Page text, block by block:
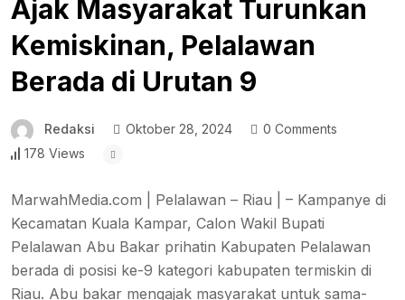
Ajak Masyarakat Turunkan
Kemiskinan, Pelalawan
Berada di Urutan 9
Redaksi Oktober 28, 2024
0 Comments
178 Views
MarwahMedia.com | Pelalawan – Riau | – Kampanye di
Kecamatan Kuala Kampar, Calon Wakil Bupati
Pelalawan Abu Bakar prihatin Kabupaten Pelalawan
berada di posisi ke-9 kategori kabupaten termiskin di
Riau. Abu bakar mengajak masyarakat untuk sama-